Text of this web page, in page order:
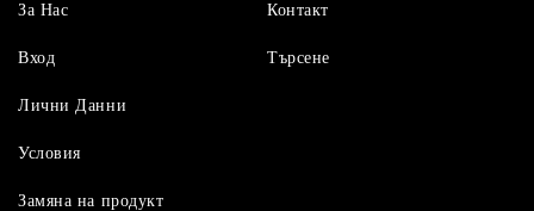
За Нас
Вход
Контакт
Търсене
Лични Данни
Условия
Замяна на продукт